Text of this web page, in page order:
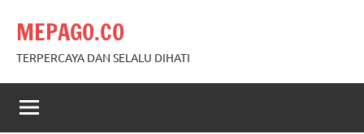
content
MEPAGO.CO
TERPERCAYA DAN SELALU DIHATI